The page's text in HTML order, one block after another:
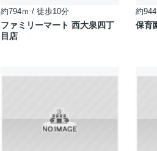
約794ｍ / 徒歩10分
ファミリーマート 西大泉四丁
目店
約
保育